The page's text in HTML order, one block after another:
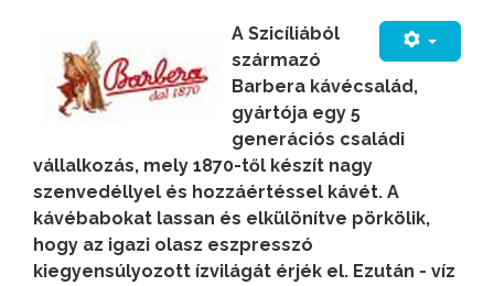
A Szicíliából
származó
Barbera kávécsalád,
gyártója egy 5
generációs családi
vállalkozás, mely 1870-től készít nagy
szenvedéllyel és hozzáértéssel kávét. A
kávébabokat lassan és elkülönítve pörkölik,
hogy az igazi olasz eszpresszó
kiegyensúlyozott ízvilágát érjék el. Ezután - víz